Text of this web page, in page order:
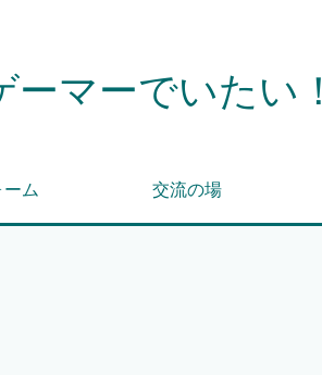
マーでいたい！
ム 交流の場